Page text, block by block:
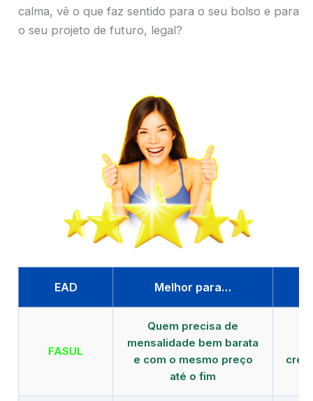
calma, vê o que faz sentido para o seu bolso e para
o seu projeto de futuro, legal?
EAD Melhor para…
FASUL
Quem precisa de
mensalidade bem barata
e com o mesmo preço
até o fim